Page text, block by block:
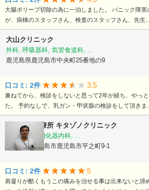
大腸ポリープ切除の為に一泊しました。 パニック障
が、病棟のスタッフさん、検査のスタッフさん、先生
大山クリニック
外科, 呼吸器科, 気管食道科, ...
鹿児島県鹿児島市中央町25番地の9
口コミ: 2件 3.5
兼ねてから、検診をしないと思って2年が経ち、やっ
た。 予約なしで、乳ガン・甲状腺の検診をして頂きま
夜間休日診療所 キタゾノクリニック
内科, 外科, 消化器内科, ...
鹿児島県鹿児島市鹿児島市平之町9-1
口コミ: 2件 5
肩凝りが酷くもうこの痛みを治せる事は出来ないと諦